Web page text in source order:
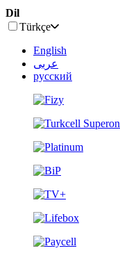
Dil
Türkçe
English
عربى
русский